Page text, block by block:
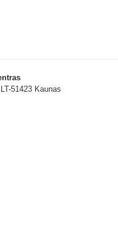
51423 Kaunas